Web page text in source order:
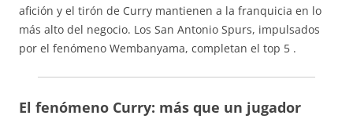
afición y el tirón de Curry mantienen a la franquicia en lo
más alto del negocio. Los San Antonio Spurs, impulsados
por el fenómeno Wembanyama, completan el top 5 .
El fenómeno Curry: más que un jugador